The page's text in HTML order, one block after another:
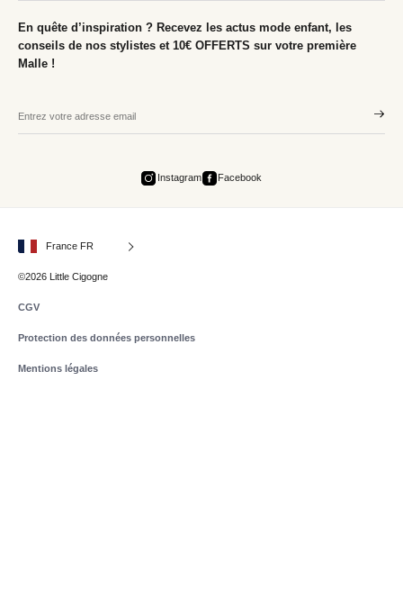
En quête d’inspiration ? Recevez les actus mode enfant, les
conseils de nos stylistes et 10€ OFFERTS sur votre première
Malle !
Instagram Facebook
France FR
©2026 Little Cigogne
CGV
Protection des données personnelles
Mentions légales